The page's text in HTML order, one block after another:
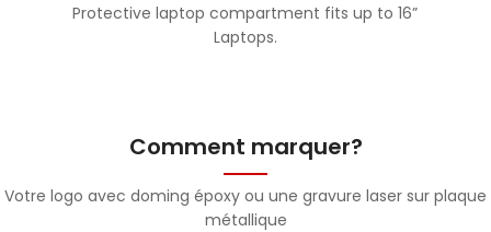
Protective laptop compartment fits up to 16”
Laptops.
Comment marquer?
Votre logo avec doming époxy ou une gravure laser sur plaque
métallique